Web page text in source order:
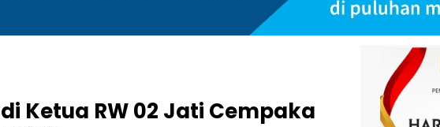
Ketua RW 02 Jati Cempaka